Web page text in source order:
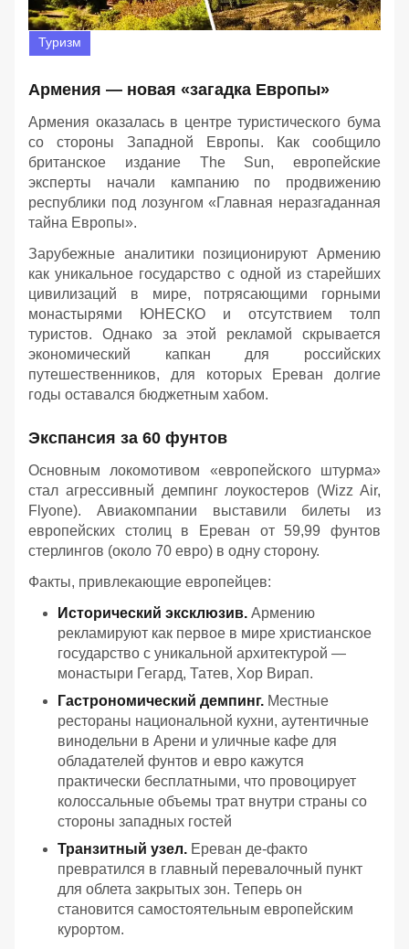
Туризм
Армения — новая «загадка Европы»
Армения оказалась в центре туристического бума
со стороны Западной Европы. Как сообщило
британское издание The Sun, европейские
эксперты начали кампанию по продвижению
республики под лозунгом «Главная неразгаданная
тайна Европы».
Зарубежные аналитики позиционируют Армению
как уникальное государство с одной из старейших
цивилизаций в мире, потрясающими горными
монастырями ЮНЕСКО и отсутствием толп
туристов. Однако за этой рекламой скрывается
экономический капкан для российских
путешественников, для которых Ереван долгие
годы оставался бюджетным хабом.
Экспансия за 60 фунтов
Основным локомотивом «европейского штурма»
стал агрессивный демпинг лоукостеров (Wizz Air,
Flyone). Авиакомпании выставили билеты из
европейских столиц в Ереван от 59,99 фунтов
стерлингов (около 70 евро) в одну сторону.
Факты, привлекающие европейцев:
Исторический эксклюзив. Армению
рекламируют как первое в мире христианское
государство с уникальной архитектурой —
монастыри Гегард, Татев, Хор Вирап.
Гастрономический демпинг. Местные
рестораны национальной кухни, аутентичные
винодельни в Арени и уличные кафе для
обладателей фунтов и евро кажутся
практически бесплатными, что провоцирует
колоссальные объемы трат внутри страны со
стороны западных гостей
Транзитный узел. Ереван де-факто
превратился в главный перевалочный пункт
для облета закрытых зон. Теперь он
становится самостоятельным европейским
курортом.